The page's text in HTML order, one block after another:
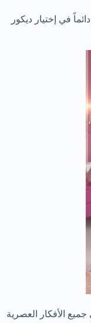
في إختيار ديكور
الأفكار العصرية